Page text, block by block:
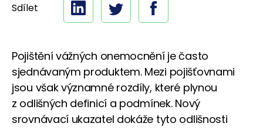
Sdílet
Pojištění vážných onemocnění je často
sjednávaným produktem. Mezi pojišťovnami
jsou však významné rozdíly, které plynou
z odlišných definicí a podmínek. Nový
srovnávací ukazatel dokáže tyto odlišnosti